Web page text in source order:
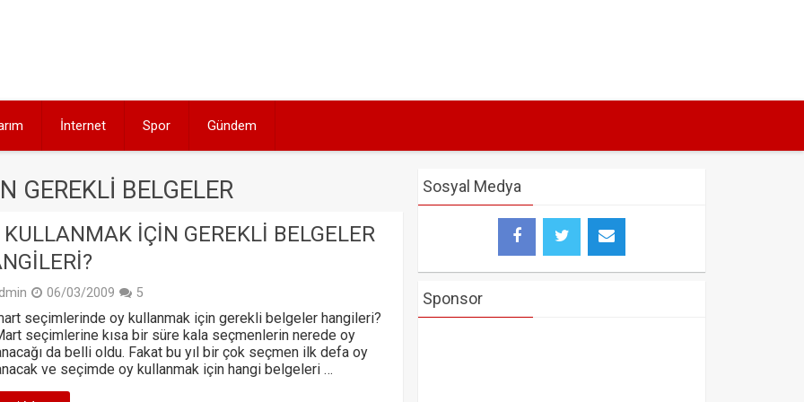
İnternet Spor Gündem
GEREKLI BELGELER
KULLANMAK İÇIN GEREKLI BELGELER
06/03/2009 5
seçimlerinde oy kullanmak için gerekli belgeler hangileri?
seçimlerine kısa bir süre kala seçmenlerin nerede oy
da belli oldu. Fakat bu yıl bir çok seçmen ilk defa oy
ve seçimde oy kullanmak için hangi belgeleri …
Sosyal Medya
Sponsor